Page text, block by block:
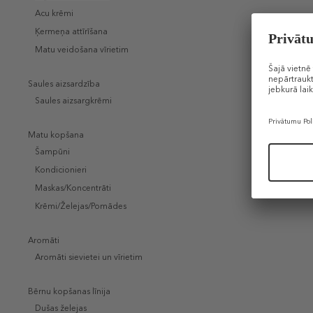
Acu krēmi
Ķermeņa attīrīšana
Matu veidošana vīrietim
Saules aizsardzība
Saules aizsargkrēmi
Matu kopšana
Šampūni
Kondicionieri
Maskas/Koncentrāti
Krēmi/Želejas/Pomādes
Aromāti
Aromāti sievietei un vīrietim
Bērnu kopšanas līnija
Dušas želejas
Age
vīriešiem
83 €